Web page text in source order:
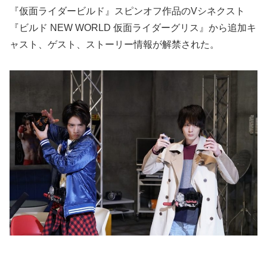
『仮面ライダービルド』スピンオフ作品のVシネクスト
『ビルド NEW WORLD 仮面ライダーグリス』から追加キ
ャスト、ゲスト、ストーリー情報が解禁された。